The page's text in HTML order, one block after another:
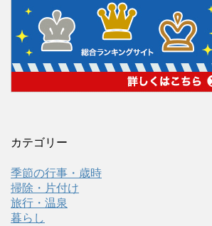
カテゴリー
季節の行事・歳時
掃除・片付け
旅行・温泉
暮らし